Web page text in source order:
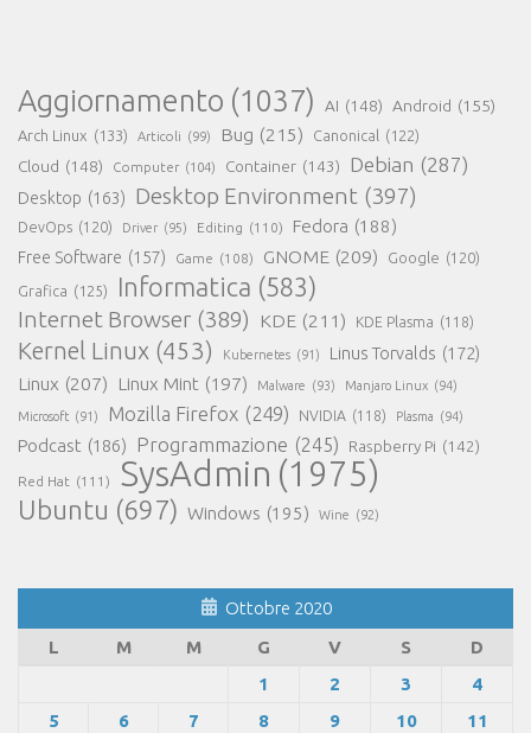
Aggiornamento (1037) AI (148) Android (155)
Arch Linux (133) Articoli (99) Bug (215) Canonical (122)
Cloud (148) Computer (104) Container (143) Debian (287)
Desktop (163) Desktop Environment (397)
DevOps (120) Driver (95) Editing (110) Fedora (188)
Free Software (157) Game (108) GNOME (209) Google (120)
Grafica (125) Informatica (583)
Internet Browser (389) KDE (211) KDE Plasma (118)
Kernel Linux (453) Kubernetes (91) Linus Torvalds (172)
Linux (207) Linux Mint (197) Malware (93) Manjaro Linux (94)
Microsoft (91) Mozilla Firefox (249) NVIDIA (118) Plasma (94)
Podcast (186) Programmazione (245) Raspberry Pi (142)
Red Hat (111) SysAdmin (1975)
Ubuntu (697) Windows (195) Wine (92)
Ottobre 2020
L
M M G V S
D
1
2 3
4
5
6 7 8 9 10
11